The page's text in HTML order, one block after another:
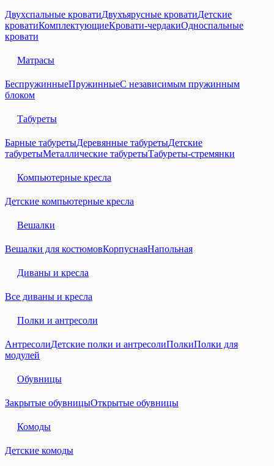
Двухспальные кроватиДвухъярусные кроватиДетские
кроватиКомплектующиеКровати-чердакиОдноспальные
кровати
Матрасы
БеспружинныеПружинныеС независимым пружинным
блоком
Табуреты
Барные табуретыДеревянные табуретыДетские
табуретыМеталлические табуретыТабуреты-стремянки
Компьютерные кресла
Детские компьютерные кресла
Вешалки
Вешалки для костюмовКорпуснаяНапольная
Диваны и кресла
Все диваны и кресла
Полки и антресоли
АнтресолиДетские полки и антресолиПолкиПолки для
модулей
Обувницы
Закрытые обувницыОткрытые обувницы
Комоды
Детские комоды